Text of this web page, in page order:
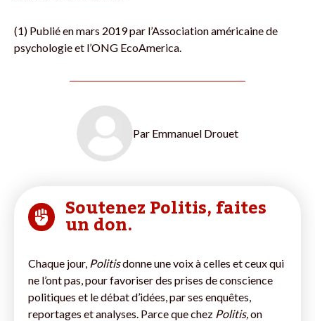
(1) Publié en mars 2019 par l’Association américaine de
psychologie et l’ONG EcoAmerica.
Par Emmanuel Drouet
Soutenez Politis, faites
un don.
Chaque jour, Politisdonne une voix à celles et ceux qui
ne l’ont pas, pour favoriser des prises de conscience
politiques et le débat d’idées, par ses enquêtes,
reportages et analyses. Parce que chez Politis, on